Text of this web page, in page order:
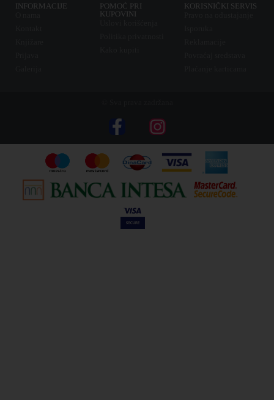
INFORMACIJE
POMOĆ PRI
KUPOVINI
KORISNIČKI SERVIS